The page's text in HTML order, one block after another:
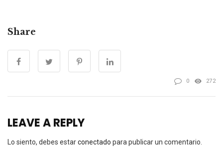
Share
0 272
LEAVE A REPLY
Lo siento, debes estarconectado para publicar un comentario.